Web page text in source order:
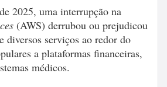
2025, uma interrupção na
(AWS) derrubou ou prejudicou
diversos serviços ao redor do
a plataformas financeiras,
médicos.